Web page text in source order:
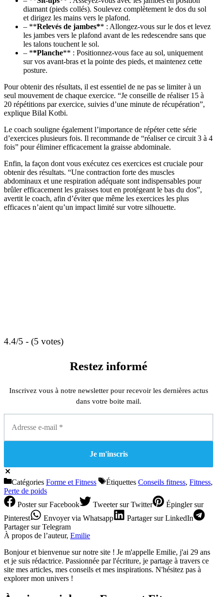
diamant (pieds collés). Soulevez complètement le dos du sol
et dirigez les mains vers le plafond.
– **Relevés de jambes** : Allongez-vous sur le dos et levez
les jambes vers le plafond avant de les redescendre sans que
les talons touchent le sol.
– **Planche** : Positionnez-vous face au sol, uniquement
sur vos avant-bras et la pointe des pieds, et maintenez cette
posture.
Pour obtenir des résultats, il est essentiel de ne pas se limiter à un
seul mouvement de chaque exercice. “Je conseille de réaliser 15 à
20 répétitions par exercice, suivies d’une minute de récupération”,
explique Bilal Kotbi.
Le coach souligne également l’importance de répéter cette série
d’exercices plusieurs fois. Il recommande de “réaliser ce circuit 3 à 4
fois” pour éliminer efficacement la graisse abdominale.
Enfin, la façon dont vous exécutez ces exercices est cruciale pour
obtenir des résultats. “Une contraction forte des muscles
abdominaux et une respiration adéquate sont indispensables pour
brûler efficacement les graisses tout en protégeant le bas du dos”,
avertit le coach, afin d’éviter que même les exercices les plus
efficaces n’aient qu’un impact limité sur votre silhouette.
4.4/5 - (5 votes)
Restez informé
Inscrivez vous à notre newsletter pour recevoir les dernières actus
dans votre boite mail.
Catégories Forme et Fitness Étiquettes Conseils fitness, Fitness,
Perte de poids
Postersur Facebook Tweetersur Twitter Épinglersur
Pinterest
Envoyervia Whatsapp Partagersur LinkedIn
Partagersur Telegram
À propos de l’auteur, Emilie
Bonjour et bienvenue sur notre site ! Je m'appelle Emilie, j'ai 29 ans
et je suis rédactrice. Passionnée par l'écriture, je partage à travers ce
site mes articles, mes conseils et mes inspirations. N'hésitez pas à
explorer mon univers !